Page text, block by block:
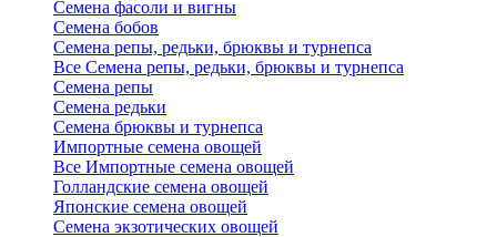
Семена фасоли и вигны
Семена бобов
Семена репы, редьки, брюквы и турнепса
Все Семена репы, редьки, брюквы и турнепса
Семена репы
Семена редьки
Семена брюквы и турнепса
Импортные семена овощей
Все Импортные семена овощей
Голландские семена овощей
Японские семена овощей
Семена экзотических овощей